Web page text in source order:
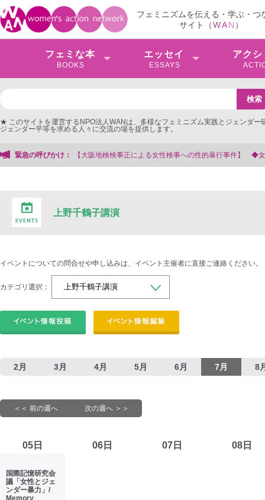
フェミニズムを伝える・学ぶ・つ
サイト（WAN ）
フェミな本
BOOKS
エッセイ
ESSAYS
アクシ
★ このサイトを運営するNPO法人WANは、多様なフェミニズム実践とジェンダー
ジェンダー平等を求める人々に交流の場を提供します。
緊急の呼びかけ：
地検検事正による女性検事への性的暴行事件】 ◆女性検事を支援する会事務局
上野千鶴子講演
イベントについての問合せや申し込みは、イベント主催者に直接ご連絡ください。
カテゴリ選択：
2月 3月 4月 5月 6月 7月 8
＜＜ 前の週へ 次の週へ ＞＞
05日
国際記憶研究会
議「女性とジェ
ンダー暴力」/
Memory
06日 07日 08日